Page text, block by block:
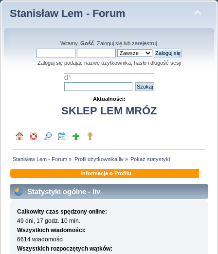
Stanisław Lem - Forum
Witamy, Gość. Zaloguj sięlub zarejestruj.
Zaloguj się podając nazwę użytkownika, hasło i długość sesji
Aktualności:
SKLEP LEM MRÓZ
Stanisław Lem - Forum » Profil użytkownika liv» Pokaż statystyki
Informacja o Profilu
Statystyki ogólne - liv
Całkowity czas spędzony online:
49 dni, 17 godz. 10 min.
Wszystkich wiadomości:
6614 wiadomości
Wszystkich rozpoczętych wątków: